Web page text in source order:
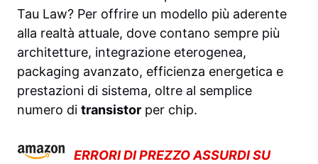
Tau Law? Per offrire un modello più aderente
alla realtà attuale, dove contano sempre più
architetture, integrazione eterogenea,
packaging avanzato, efficienza energetica e
prestazioni di sistema, oltre al semplice
numero di transistor per chip.
ERRORI DI PREZZO ASSURDI SU